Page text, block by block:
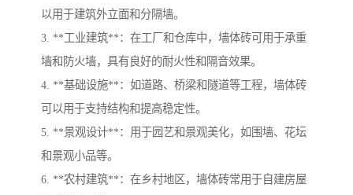
以用于建筑外立面和分隔墙。
3. **工业建筑**：在工厂和仓库中，墙体砖可用于承重
墙和防火墙，具有良好的耐火性和隔音效果。
4. **基础设施**：如道路、桥梁和隧道等工程，墙体砖
可以用于支持结构和提高稳定性。
5. **景观设计**：用于园艺和景观美化，如围墙、花坛
和景观小品等。
6. **农村建筑**：在乡村地区，墙体砖常用于自建房屋